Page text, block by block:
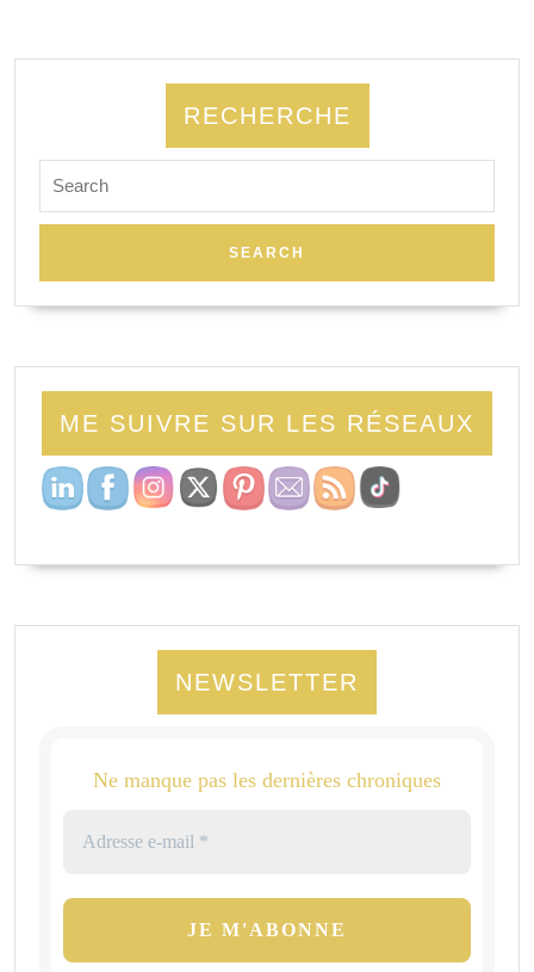
RECHERCHE
ME SUIVRE SUR LES RÉSEAUX
NEWSLETTER
Ne manque pas les dernières chroniques